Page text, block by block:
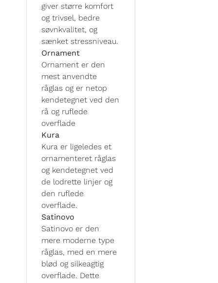
giver større komfort
og trivsel, bedre
søvnkvalitet, og
sænket stressniveau.
Ornament
Ornament er den
mest anvendte
råglas og er netop
kendetegnet ved den
rå og ruflede
overflade
Kura
Kura er ligeledes et
ornamenteret råglas
og kendetegnet ved
de lodrette linjer og
den ruflede
overflade.
Satinovo
Satinovo er den
mere moderne type
råglas, med en mere
blød og silkeagtig
overflade. Dette